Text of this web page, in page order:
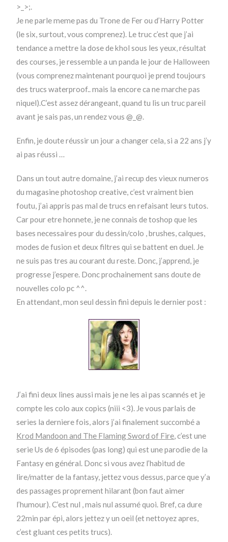
>_>;.
Je ne parle meme pas du Trone de Fer ou d’Harry Potter
(le six, surtout, vous comprenez). Le truc c’est que j’ai
tendance a mettre la dose de khol sous les yeux, résultat
des courses, je ressemble a un panda le jour de Halloween
(vous comprenez maintenant pourquoi je prend toujours
des trucs waterproof.. mais la encore ca ne marche pas
niquel).C’est assez dérangeant, quand tu lis un truc pareil
avant je sais pas, un rendez vous @_@.
Enfin, je doute réussir un jour a changer cela, si a 22 ans j’y
ai pas réussi …
Dans un tout autre domaine, j’ai recup des vieux numeros
du magasine photoshop creative, c’est vraiment bien
foutu, j’ai appris pas mal de trucs en refaisant leurs tutos.
Car pour etre honnete, je ne connais de toshop que les
bases necessaires pour du dessin/colo , brushes, calques,
modes de fusion et deux filtres qui se battent en duel. Je
ne suis pas tres au courant du reste. Donc, j’apprend, je
progresse j’espere. Donc prochainement sans doute de
nouvelles colo pc ^^.
En attendant, mon seul dessin fini depuis le dernier post :
J’ai fini deux lines aussi mais je ne les ai pas scannés et je
compte les colo aux copics (niii <3). Je vous parlais de
series la derniere fois, alors j’ai finalement succombé a
Krod Mandoon and The Flaming Sword of Fire, c’est une
serie Us de 6 épisodes (pas long) qui est une parodie de la
Fantasy en général. Donc si vous avez l’habitud de
lire/matter de la fantasy, jettez vous dessus, parce que y’a
des passages proprement hilarant (bon faut aimer
l’humour). C’est nul , mais nul assumé quoi. Bref, ca dure
22min par épi, alors jettez y un oeil (et nettoyez apres,
c’est gluant ces petits trucs).